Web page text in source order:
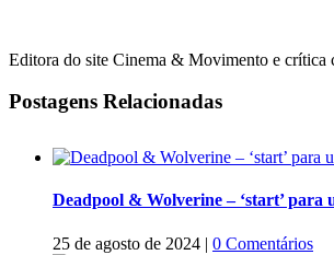
Editora do site Cinema & Movimento e crítica
Postagens Relacionadas
Deadpool & Wolverine – ‘start’
25 de agosto de 2024 | 0 Comentários